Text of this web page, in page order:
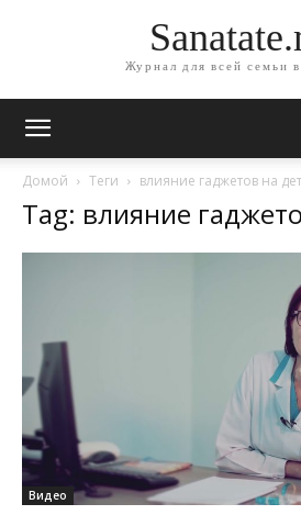
Журнал для всей семьи
Домой Теги влияние гаджетов на
Tag: влияние
Видео